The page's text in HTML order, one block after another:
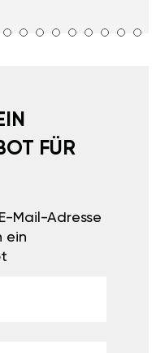
FÜR
Mail-Adresse
ein